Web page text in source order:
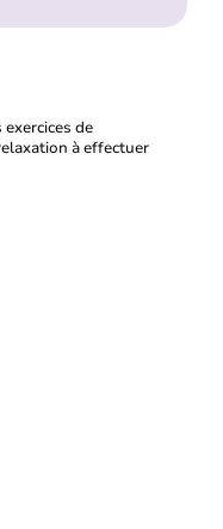
de
à effectuer